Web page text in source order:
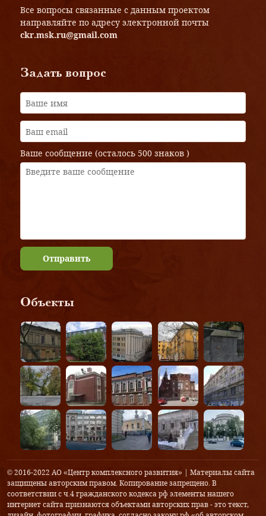
Все вопросы связанные с данным проектом
направляйте по адресу электронной почты
ckr.msk.ru@gmail.com
Задать вопрос
Ваше сообщение (осталось 500 знаков )
Отправить
Объекты
© 2016-2022 АО «Центр комплексного развития» | Материалы сайта
защищены авторским правом. Копирование запрещено. В
соответствии с ч.4 гражданского кодекса рф элементы нашего
интернет сайта признаются объектами авторских прав - это текст,